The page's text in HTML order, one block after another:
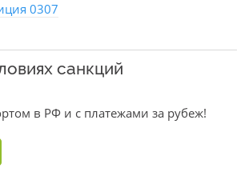
0307
санкций
в РФ и с платежами за рубеж!